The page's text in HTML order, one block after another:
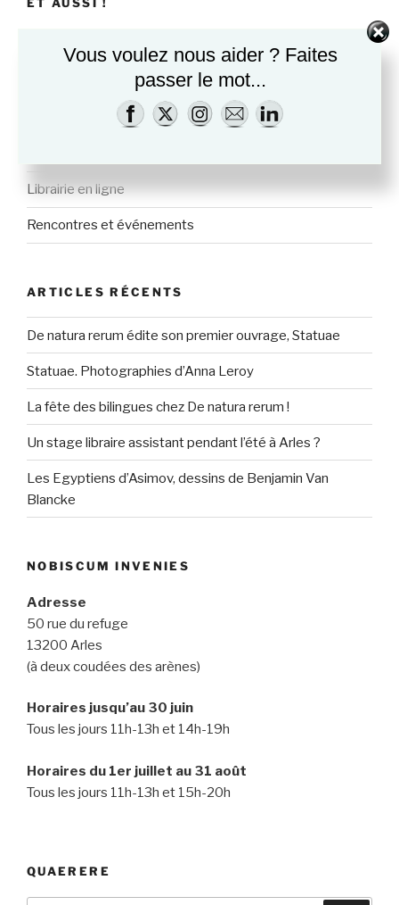
La librairie
Bières et cervoises
Des spiritueux artisanaux naturels
Librairie en ligne
Rencontres et événements
ARTICLES RÉCENTS
De natura rerum édite son premier ouvrage, Statuae
Statuae. Photographies d’Anna Leroy
La fête des bilingues chez De natura rerum !
Un stage libraire assistant pendant l’été à Arles ?
Les Egyptiens d’Asimov, dessins de Benjamin Van
Blancke
NOBISCUM INVENIES
Adresse
50 rue du refuge
13200 Arles
(à deux coudées des arènes)
Horaires jusqu’au 30 juin
Tous les jours 11h-13h et 14h-19h
Horaires du 1er juillet au 31 août
Tous les jours 11h-13h et 15h-20h
QUAERERE
Vous voulez nous aider ? Faites
passer le mot...